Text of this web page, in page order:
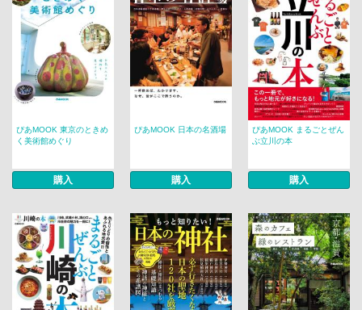
ぴあMOOK 東京のときめ
く美術館めぐり
購入
ぴあMOOK 日本の名酒場
購入
ぴあMOOK まるごとぜん
ぶ立川の本
購入